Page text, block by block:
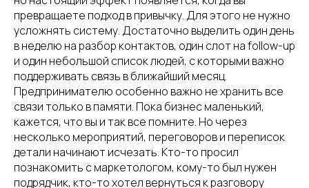
превращаете подход в привычку. Для этого не нужно
усложнять систему. Достаточно выделить один день
в неделю на разбор контактов, один слот на follow-up
и один небольшой список людей, с которыми важно
поддерживать связь в ближайший месяц.
Предпринимателю особенно важно не хранить все
связи только в памяти. Пока бизнес маленький,
кажется, что вы и так все помните. Но через
несколько мероприятий, переговоров и переписок
детали начинают исчезать. Кто-то просил
познакомить с маркетологом, кому-то был нужен
подрядчик, кто-то хотел вернуться к разговору